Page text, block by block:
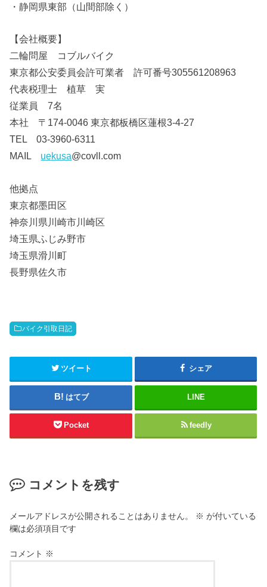
・静岡県東部（山間部除く）
【会社概要】
二輪問屋 コブルバイク
東京都公安委員会許可業者 許可番号305561208963
代表税理士 植草 実
従業員 7名
本社 〒174-0046 東京都板橋区蓮根3-4-27
TEL 03-3960-6311
MAIL uekusa@covll.com
他拠点
東京都墨田区
神奈川県川崎市川崎区
埼玉県ふじみ野市
埼玉県滑川町
長野県佐久市
バイク引取日記
ツイート シェア
はてブ LINE
Pocket feedly
コメントを残す
メールアドレスが公開されることはありません。 ※ が付いている
欄は必須項目です
コメント ※